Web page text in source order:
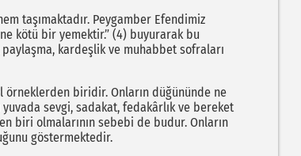
taşımaktadır. Peygamber Efendimiz
kötü bir yemektir.” (4) buyurarak bu
kardeşlik ve muhabbet sofraları
örneklerden biridir. Onların düğününde ne
yuvada sevgi, sadakat, fedakârlık ve bereket
biri olmalarının sebebi de budur. Onların
göstermektedir.